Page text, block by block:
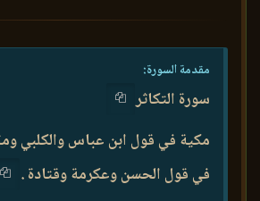
مقدمة السورة:
سورة التكاثر
مكية في قول ابن عباس والكلبي
في قول الحسن وعكرمة وقتادة .